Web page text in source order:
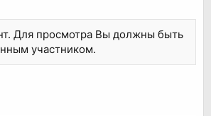
Для просмотра Вы должны быть
участником.